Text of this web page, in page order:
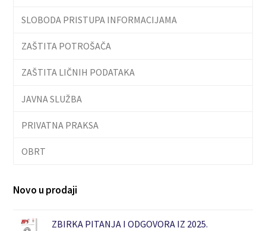
SLOBODA PRISTUPA INFORMACIJAMA
ZAŠTITA POTROŠAČA
ZAŠTITA LIČNIH PODATAKA
JAVNA SLUŽBA
PRIVATNA PRAKSA
OBRT
Novo u prodaji
ZBIRKA PITANJA I ODGOVORA IZ 2025.